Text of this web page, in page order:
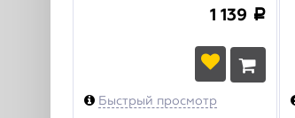
1 139 a
Быстрый просмотр